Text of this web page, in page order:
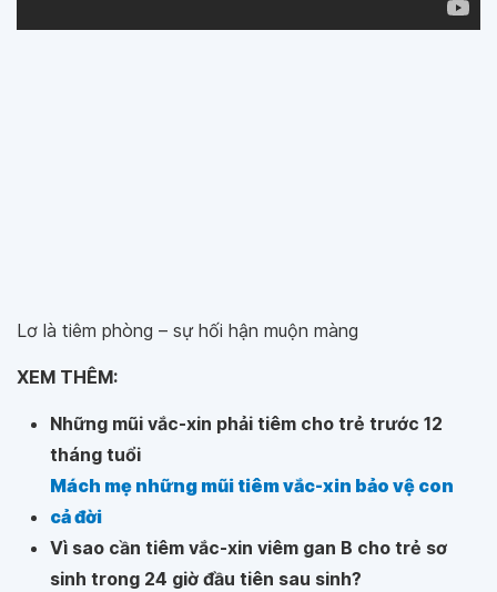
Lơ là tiêm phòng – sự hối hận muộn màng
XEM THÊM:
Những mũi vắc-xin phải tiêm cho trẻ trước 12
tháng tuổi
Mách mẹ những mũi tiêm vắc-xin bảo vệ con
cả đời
Vì sao cần tiêm vắc-xin viêm gan B cho trẻ sơ
sinh trong 24 giờ đầu tiên sau sinh?